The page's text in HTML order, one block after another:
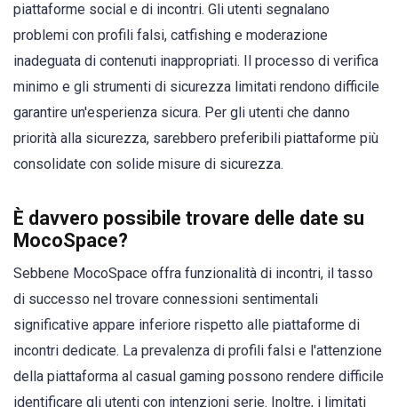
piattaforme social e di incontri. Gli utenti segnalano
problemi con profili falsi, catfishing e moderazione
inadeguata di contenuti inappropriati. Il processo di verifica
minimo e gli strumenti di sicurezza limitati rendono difficile
garantire un'esperienza sicura. Per gli utenti che danno
priorità alla sicurezza, sarebbero preferibili piattaforme più
consolidate con solide misure di sicurezza.
È davvero possibile trovare delle date su
MocoSpace?
Sebbene MocoSpace offra funzionalità di incontri, il tasso
di successo nel trovare connessioni sentimentali
significative appare inferiore rispetto alle piattaforme di
incontri dedicate. La prevalenza di profili falsi e l'attenzione
della piattaforma al casual gaming possono rendere difficile
identificare gli utenti con intenzioni serie. Inoltre, i limitati